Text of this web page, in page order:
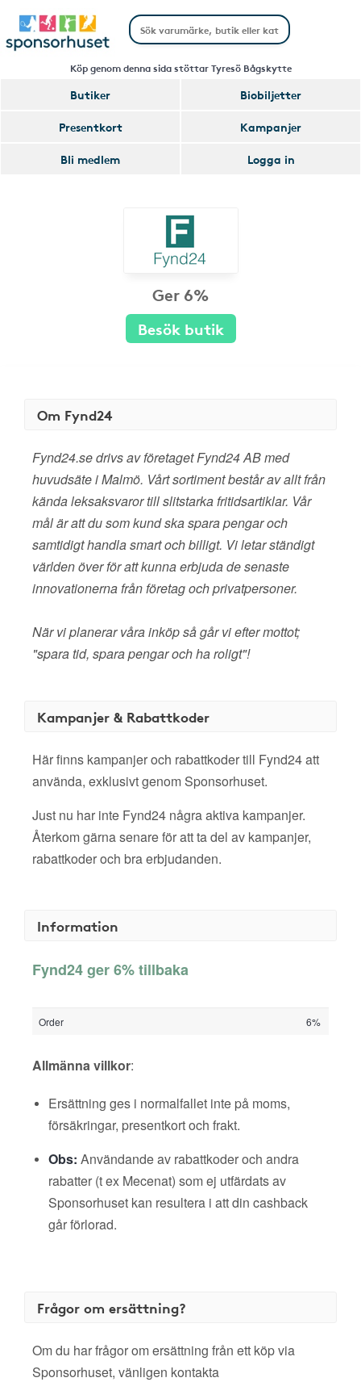
Köp genom denna sida stöttar Tyresö Bågskytte
Butiker
Biobiljetter
Presentkort
Kampanjer
Bli medlem
Logga in
Ger 6%
Besök butik
Om Fynd24
Fynd24.se drivs av företaget Fynd24 AB med
huvudsäte i Malmö. Vårt sortiment består av allt från
kända leksaksvaror till slitstarka fritidsartiklar. Vår
mål är att du som kund ska spara pengar och
samtidigt handla smart och billigt. Vi letar ständigt
världen över för att kunna erbjuda de senaste
innovationerna från företag och privatpersoner.
När vi planerar våra inköp så går vi efter mottot;
"spara tid, spara pengar och ha roligt"!
Kampanjer & Rabattkoder
Här finns kampanjer och rabattkoder till Fynd24 att
använda, exklusivt genom Sponsorhuset.
Just nu har inte Fynd24 några aktiva kampanjer.
Återkom gärna senare för att ta del av kampanjer,
rabattkoder och bra erbjudanden.
Information
Fynd24 ger 6% tillbaka
Order 6%
Allmänna villkor:
Ersättning ges i normalfallet inte på moms,
försäkringar, presentkort och frakt.
Obs: Användande av rabattkoder och andra
rabatter (t ex Mecenat) som ej utfärdats av
Sponsorhuset kan resultera i att din cashback
går förlorad.
Frågor om ersättning?
Om du har frågor om ersättning från ett köp via
Sponsorhuset, vänligen kontakta